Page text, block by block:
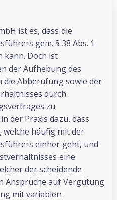
ist es, dass die
gem. § 38 Abs. 1
kann. Doch ist
der Aufhebung des
die Abberufung sowie der
durch
zu
der Praxis dazu, dass
welche häufig mit der
einher geht, und
eine
der scheidende
Ansprüche auf Vergütung
mit variablen